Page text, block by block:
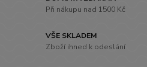
Při nákupu nad 1500 Kč
VŠE SKLADEM
Zboží ihned k odeslání